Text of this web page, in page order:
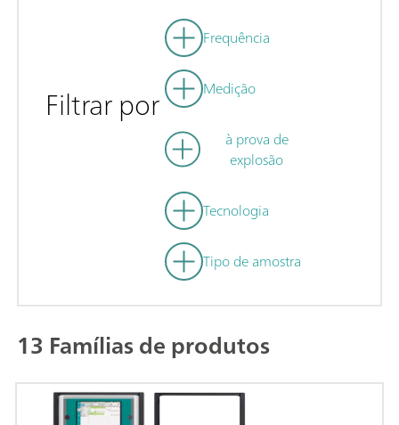
Filtrar por
Frequência
Medição
à prova de
explosão
Tecnologia
Tipo de amostra
13 Famílias de produtos